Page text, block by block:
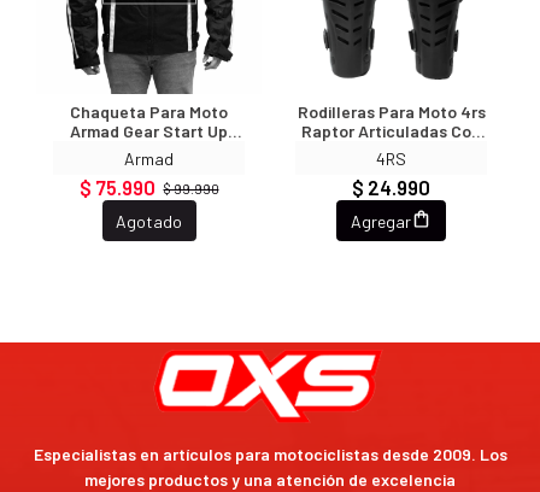
Chaqueta Para Moto
Armad Gear Start Up
Fluo Maxdura
Impermable
Armad
$ 99.990
$ 75.990
Agotado
Rodilleras Para Moto 4rs
Raptor Articuladas Con
Broches De Aluminio
4RS
$ 24.990
Agregar
Especialistas en artículos para motociclistas desde 2009. Los
mejores productos y una atención de excelencia